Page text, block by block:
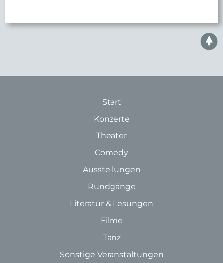
Start
Konzerte
Theater
Comedy
Ausstellungen
Rundgänge
Literatur & Lesungen
Filme
Tanz
Sonstige Veranstaltungen